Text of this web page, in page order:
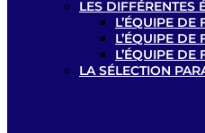
LES DIFFÉRENTES
L’ÉQUIPE DE
L’ÉQUIPE DE
L’ÉQUIPE DE
LA SÉLECTION